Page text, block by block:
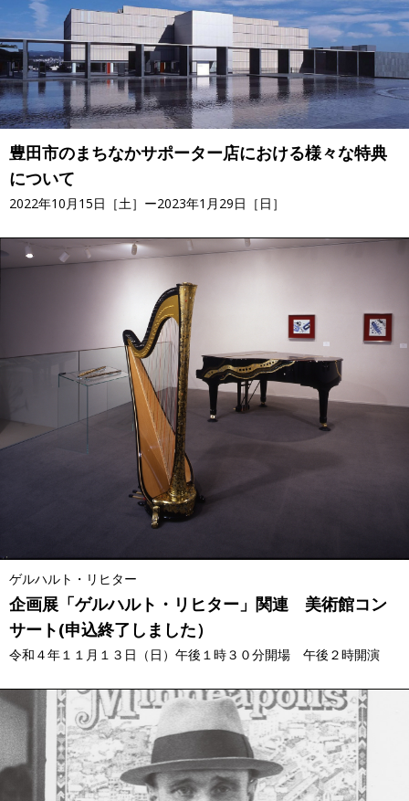
豊田市のまちなかサポーター店における様々な特典
について
2022年10月15日［土］ー2023年1月29日［日］
ゲルハルト・リヒター
企画展「ゲルハルト・リヒター」関連 美術館コン
サート(申込終了しました）
令和４年１１月１３日（日）午後１時３０分開場 午後２時開演